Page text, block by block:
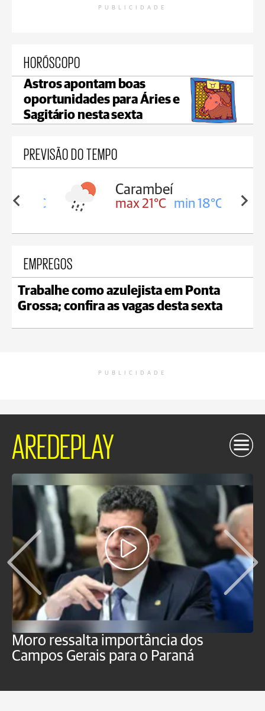
PUBLICIDADE
HORÓSCOPO
Astros apontam boas
oportunidades para Áries e
Sagitário nesta sexta
PREVISÃO DO TEMPO
18°C
Carambeí
max 21°C min 18°C
EMPREGOS
Trabalhe como azulejista em Ponta
Grossa; confira as vagas desta sexta
PUBLICIDADE
AREDEPLAY
Moro ressalta importância dos
Campos Gerais para o Paraná